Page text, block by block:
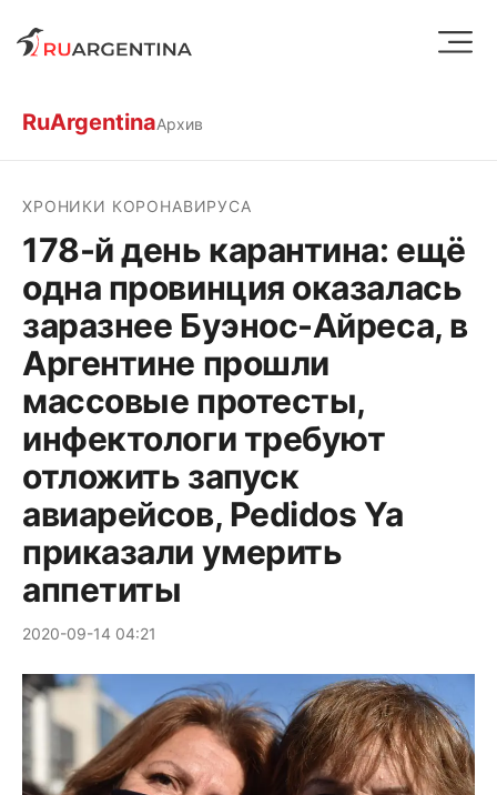
RuArgentinaАрхив
ХРОНИКИ КОРОНАВИРУСА
178-й день карантина: ещё
одна провинция оказалась
заразнее Буэнос-Айреса, в
Аргентине прошли
массовые протесты,
инфектологи требуют
отложить запуск
авиарейсов, Pedidos Ya
приказали умерить
аппетиты
2020-09-14 04:21